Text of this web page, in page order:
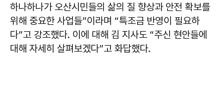
하나하나가 오산시민들의 삶의 질 향상과 안전 확보를
위해 중요한 사업들”이라며 “특조금 반영이 필요하
다”고 강조했다. 이에 대해 김 지사도 “주신 현안들에
대해 자세히 살펴보겠다”고 화답했다.